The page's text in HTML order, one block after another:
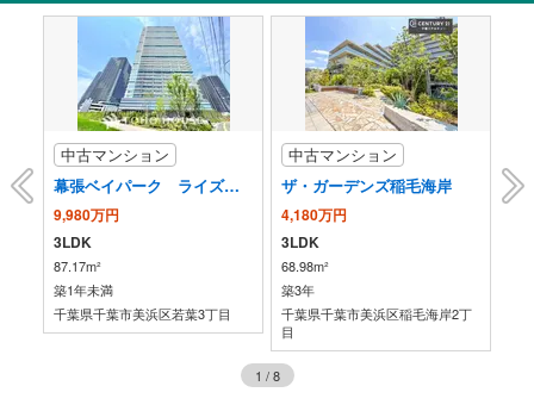
中古マンション
幕張ベイパーク ライズゲートタワー
9,980万円
3LDK
87.17m²
築1年未満
千葉県千葉市美浜区若葉3丁目
中古マンション
ザ・ガーデンズ稲毛海岸
4,180万円
3LDK
68.98m²
築3年
千葉県千葉市美浜区稲毛海岸2丁
目
エ
1 /8